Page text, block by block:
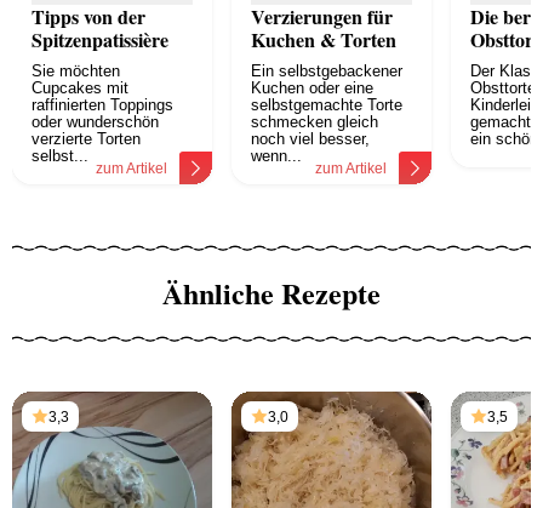
Tipps von der
Spitzenpatissière
Sie möchten
Cupcakes mit
raffinierten Toppings
oder wunderschön
verzierte Torten
selbst...
zum Artikel
Verzierungen für
Kuchen & Torten
Ein selbstgebackener
Kuchen oder eine
selbstgemachte Torte
schmecken gleich
noch viel besser,
wenn...
zum Artikel
Die
Der
Obsttorte!
gemacht
ein
Ähnliche Rezepte
3,3 3,0 3,5